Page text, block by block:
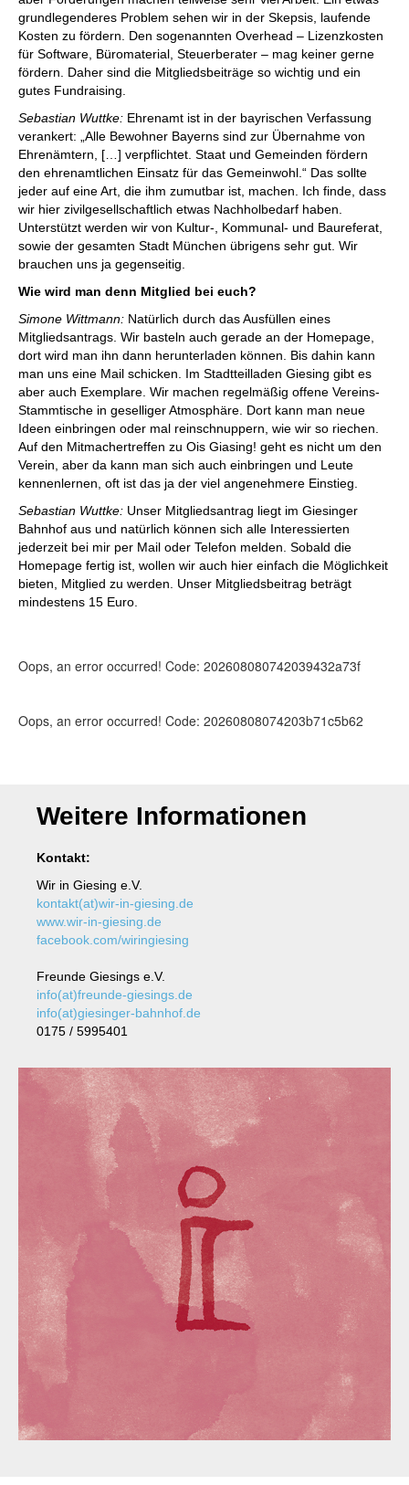
grundlegenderes Problem sehen wir in der Skepsis, ­laufende
Kosten zu fördern. Den sogenannten Overhead – Lizenzkosten
für Software, Büromaterial, Steuerberater – mag keiner gerne
fördern. Daher sind die Mitglieds­beiträge so wichtig und ein
gutes Fundraising.
Sebastian Wuttke: Ehrenamt ist in der bayrischen Verfassung
verankert: „Alle Bewohner Bayerns sind zur Übernahme von
Ehrenämtern, […] verpflichtet. Staat und Gemeinden fördern
den ehrenamtlichen Einsatz für das Gemeinwohl.“ Das sollte
jeder auf eine Art, die ihm zumutbar ist, machen. Ich finde, dass
wir hier zivil­gesellschaftlich etwas Nachholbedarf haben.
Unterstützt werden wir von Kultur-, Kommunal- und Baureferat,
sowie der gesamten Stadt München übrigens sehr gut. Wir
brauchen uns ja gegenseitig.
Wie wird man denn Mitglied bei euch?
Simone Wittmann: Natürlich durch das Ausfüllen eines
Mitgliedsantrags. Wir basteln auch gerade an der Homepage,
dort wird man ihn dann herunterladen können. Bis dahin kann
man uns eine Mail schicken. Im Stadtteilladen Giesing gibt es
aber auch Exemplare. Wir machen regelmäßig offene Vereins-
Stammtische in geselliger Atmosphäre. Dort kann man neue
Ideen einbringen oder mal reinschnuppern, wie wir so riechen.
Auf den Mitmachertreffen zu Ois Giasing! geht es nicht um den
Verein, aber da kann man sich auch einbringen und Leute
kennenlernen, oft ist das ja der viel angenehmere Einstieg.
Sebastian Wuttke: Unser Mitgliedsantrag liegt im Giesinger
Bahnhof aus und natürlich können sich alle Interessierten
jederzeit bei mir per Mail oder Telefon melden. Sobald die
Homepage fertig ist, wollen wir auch hier einfach die Möglichkeit
bieten, Mitglied zu werden. Unser Mitgliedsbeitrag beträgt
mindestens 15 Euro.
Oops, an error occurred! Code: 202608080742039432a73f
Oops, an error occurred! Code: 20260808074203b71c5b62
Weitere Informationen
Kontakt:
Wir in Giesing e.V.
kontakt(at)wir-in-giesing.de
www.wir-in-giesing.de
facebook.com/wiringiesing
Freunde Giesings e.V.
info(at)freunde-giesings.de
info(at)giesinger-bahnhof.de
0175 / 5995401